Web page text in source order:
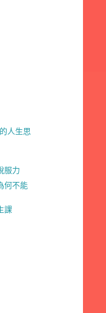
人生思
服力
何不能
課